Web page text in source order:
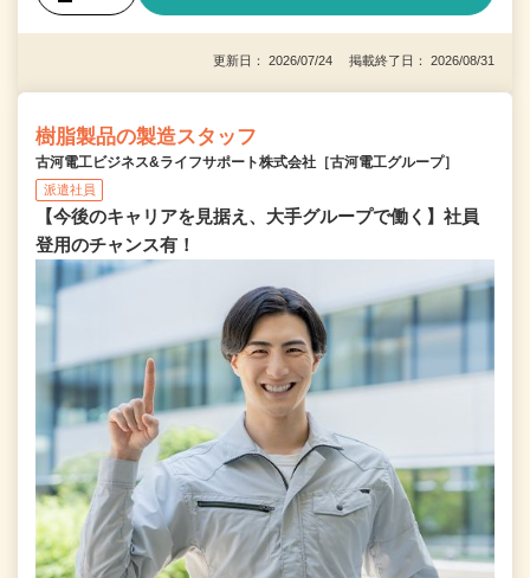
更新日： 2026/07/24 掲載終了日： 2026/08/31
樹脂製品の製造スタッフ
古河電工ビジネス&ライフサポート株式会社［古河電工グループ］
派遣社員
【今後のキャリアを見据え、大手グループで働く】社員
登用のチャンス有！